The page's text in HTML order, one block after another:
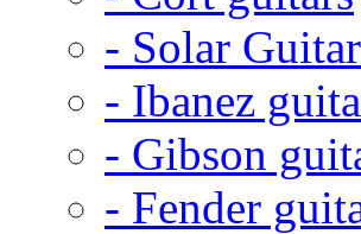
- Solar
- Ibanez
- Gibson
- Fender